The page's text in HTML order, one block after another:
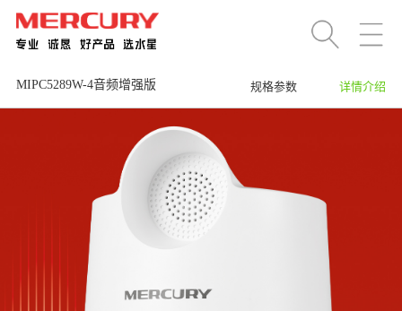
MIPC5289W-4音频增强版 规格参数 详情介绍